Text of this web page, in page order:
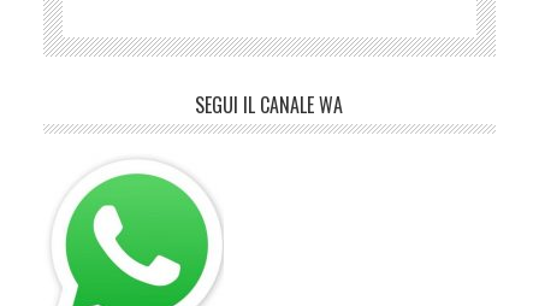
SEGUI IL CANALE WA